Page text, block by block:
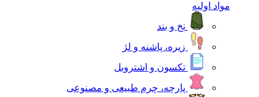
مواد اولیه
نخ و بند
زیره، پاشنه و لژ
تکسون و اشتروبل
پارچه، چرم طبیعی و مصنوعی